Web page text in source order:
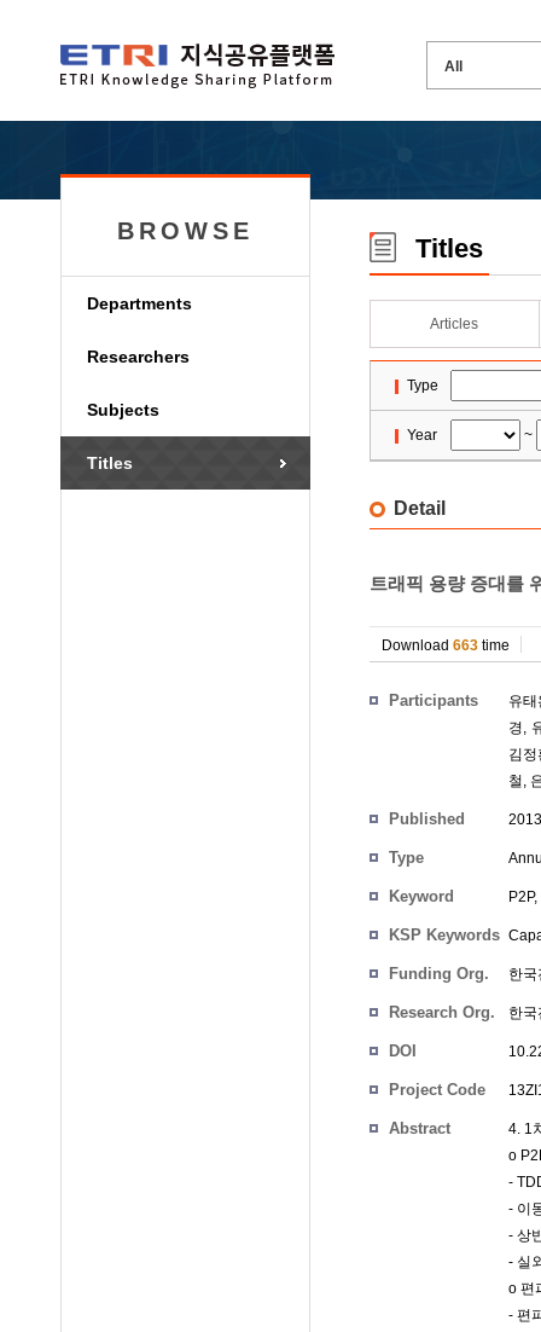
BROWSE
Departments
Researchers
Subjects
Titles
Titles
Articles
Type
Year ~
Detail
트래픽 용량 증대를
Download 663 time
Participants
유태
경,
김정
철 ,
Published
Type
Keyword
KSP Keywords
Funding Org. 한
Research Org. 한
DOI
Project Code
Abstract
4. 1
o
-
- 이
- 상
- 실
o 편
- 편